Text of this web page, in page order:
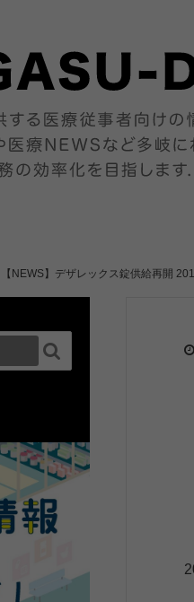
【NEWS】デザレックス錠供給再開
